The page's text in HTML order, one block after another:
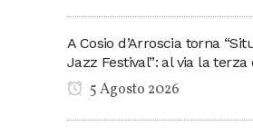
A Cosio d’Arroscia torna
Jazz Festival”: al via la terza
5 Agosto 2026